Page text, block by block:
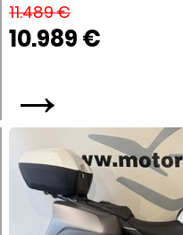
11.489 €
10.989 €
→